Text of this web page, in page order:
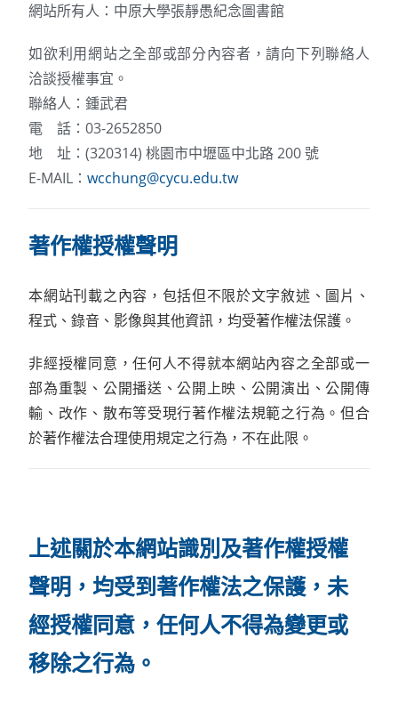
網站所有人：中原大學張靜愚紀念圖書館
如欲利用網站之全部或部分內容者，請向下列聯絡人
洽談授權事宜。
聯絡人：鍾武君
電 話：03-2652850
地 址：(320314) 桃園市中壢區中北路 200 號
E-MAIL：wcchung@cycu.edu.tw
著作權授權聲明
本網站刊載之內容，包括但不限於文字敘述、圖片、
程式、錄音、影像與其他資訊，均受著作權法保護。
非經授權同意，任何人不得就本網站內容之全部或一
部為重製、公開播送、公開上映、公開演出、公開傳
輸、改作、散布等受現行著作權法規範之行為。但合
於著作權法合理使用規定之行為，不在此限。
上述關於本網站識別及著作權授權
聲明，均受到著作權法之保護，未
經授權同意，任何人不得為變更或
移除之行為。